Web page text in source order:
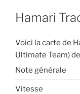
Hamari
Voici la carte de
Ultimate Team)
Note générale
Vitesse